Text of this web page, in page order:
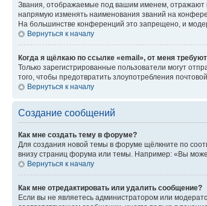
Звания, отображаемые под вашим именем, отражают
напрямую изменять наименования званий на
На большинстве конференций это запрещено, и
Вернуться к началу
Когда я щёлкаю по ссылке «email», от меня
Только зарегистрированные пользователи могут
того, чтобы предотвратить злоупотребления
Вернуться к началу
Создание сообщений
Как мне создать тему в форуме?
Для создания новой темы в форуме щёлкните по
внизу страниц форума или темы. Например: «Вы
Вернуться к началу
Как мне отредактировать или удалить сообщение?
Если вы не являетесь администратором или